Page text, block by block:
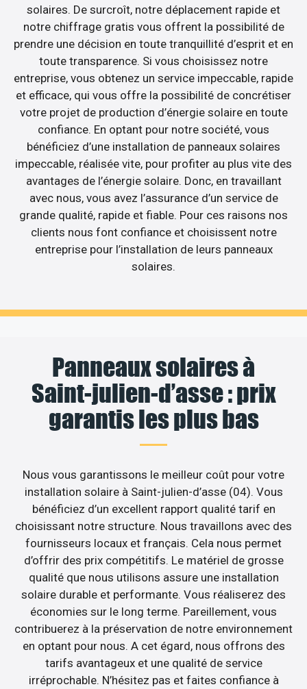
solaires. De surcroît, notre déplacement rapide et
notre chiffrage gratis vous offrent la possibilité de
prendre une décision en toute tranquillité d’esprit et en
toute transparence. Si vous choisissez notre
entreprise, vous obtenez un service impeccable, rapide
et efficace, qui vous offre la possibilité de concrétiser
votre projet de production d’énergie solaire en toute
confiance. En optant pour notre société, vous
bénéficiez d’une installation de panneaux solaires
impeccable, réalisée vite, pour profiter au plus vite des
avantages de l’énergie solaire. Donc, en travaillant
avec nous, vous avez l’assurance d’un service de
grande qualité, rapide et fiable. Pour ces raisons nos
clients nous font confiance et choisissent notre
entreprise pour l’installation de leurs panneaux
solaires.
Panneaux solaires à
Saint-julien-d’asse : prix
garantis les plus bas
Nous vous garantissons le meilleur coût pour votre
installation solaire à Saint-julien-d’asse (04). Vous
bénéficiez d’un excellent rapport qualité tarif en
choisissant notre structure. Nous travaillons avec des
fournisseurs locaux et français. Cela nous permet
d’offrir des prix compétitifs. Le matériel de grosse
qualité que nous utilisons assure une installation
solaire durable et performante. Vous réaliserez des
économies sur le long terme. Pareillement, vous
contribuerez à la préservation de notre environnement
en optant pour nous. A cet égard, nous offrons des
tarifs avantageux et une qualité de service
irréprochable. N’hésitez pas et faites confiance à